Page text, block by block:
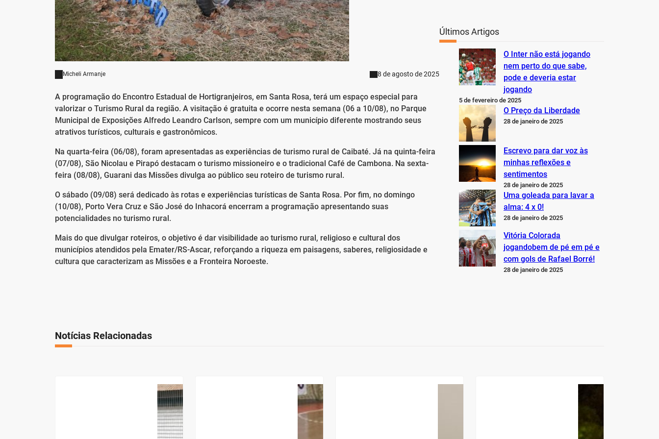
Micheli Armanje 8 de agosto de 2025
A programação do Encontro Estadual de Hortigranjeiros, em Santa Rosa, terá um espaço especial para
valorizar o Turismo Rural da região. A visitação é gratuita e ocorre nesta semana (06 a 10/08), no Parque
Municipal de Exposições Alfredo Leandro Carlson, sempre com um município diferente mostrando seus
atrativos turísticos, culturais e gastronômicos.
Na quarta-feira (06/08), foram apresentadas as experiências de turismo rural de Caibaté. Já na quinta-feira
(07/08), São Nicolau e Pirapó destacam o turismo missioneiro e o tradicional Café de Cambona. Na sexta-
feira (08/08), Guarani das Missões divulga ao público seu roteiro de turismo rural.
O sábado (09/08) será dedicado às rotas e experiências turísticas de Santa Rosa. Por fim, no domingo
(10/08), Porto Vera Cruz e São José do Inhacorá encerram a programação apresentando suas
potencialidades no turismo rural.
Mais do que divulgar roteiros, o objetivo é dar visibilidade ao turismo rural, religioso e cultural dos
municípios atendidos pela Emater/RS-Ascar, reforçando a riqueza em paisagens, saberes, religiosidade e
cultura que caracterizam as Missões e a Fronteira Noroeste.
Últimos Artigos
O Inter não está jogando
nem perto do que sabe,
pode e deveria estar
jogando
5 de fevereiro de 2025
O Preço da Liberdade
28 de janeiro de 2025
Escrevo para dar voz às
minhas reflexões e
sentimentos
28 de janeiro de 2025
Uma goleada para lavar a
alma: 4 x 0!
28 de janeiro de 2025
Vitória Colorada
jogandobem de pé em pé e
com gols de Rafael Borré!
28 de janeiro de 2025
Notícias Relacionadas